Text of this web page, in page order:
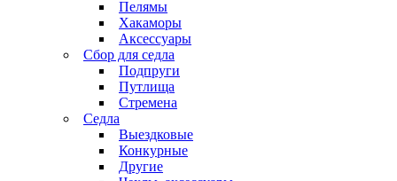
Пелямы
Хакаморы
Аксессуары
Сбор для седла
Подпруги
Путлища
Стремена
Седла
Выездковые
Конкурные
Другие